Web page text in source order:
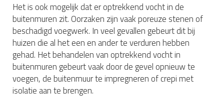
Het is ook mogelijk dat er optrekkend vocht in de
buitenmuren zit. Oorzaken zijn vaak poreuze stenen of
beschadigd voegwerk. In veel gevallen gebeurt dit bij
huizen die al het een en ander te verduren hebben
gehad. Het behandelen van optrekkend vocht in
buitenmuren gebeurt vaak door de gevel opnieuw te
voegen, de buitenmuur te impregneren of crepi met
isolatie aan te brengen.